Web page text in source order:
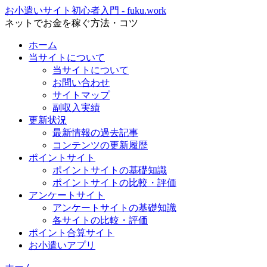
お小遣いサイト初心者入門 - fuku.work
ネットでお金を稼ぐ方法・コツ
ホーム
当サイトについて
当サイトについて
お問い合わせ
サイトマップ
副収入実績
更新状況
最新情報の過去記事
コンテンツの更新履歴
ポイントサイト
ポイントサイトの基礎知識
ポイントサイトの比較・評価
アンケートサイト
アンケートサイトの基礎知識
各サイトの比較・評価
ポイント合算サイト
お小遣いアプリ